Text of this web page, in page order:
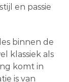
en passie
binnen de
klassiek als
komt in
is van